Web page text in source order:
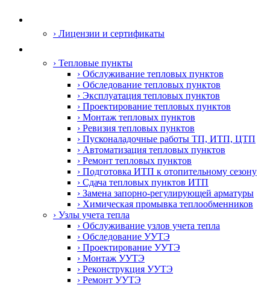
› Лицензии и сертификаты
› Тепловые пункты
› Обслуживание тепловых пунктов
› Обследование тепловых пунктов
› Эксплуатация тепловых пунктов
› Проектирование тепловых пунктов
› Монтаж тепловых пунктов
› Ревизия тепловых пунктов
› Пусконаладочные работы ТП, ИТП, ЦТП
› Автоматизация тепловых пунктов
› Ремонт тепловых пунктов
› Подготовка ИТП к отопительному сезону
› Сдача тепловых пунктов ИТП
› Замена запорно-регулирующей арматуры
› Химическая промывка теплообменников
› Узлы учета тепла
› Обслуживание узлов учета тепла
› Обследование УУТЭ
› Проектирование УУТЭ
› Монтаж УУТЭ
› Реконструкция УУТЭ
› Ремонт УУТЭ